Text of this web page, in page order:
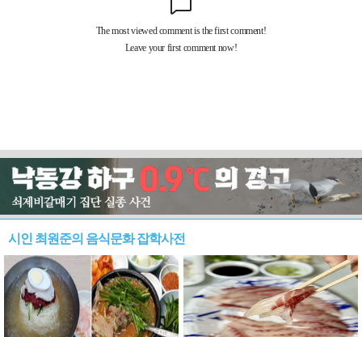
시인 최원준의 음식문화 잡학사전